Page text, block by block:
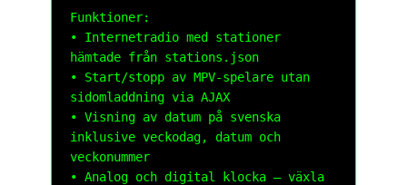
Funktioner:
• Internetradio med stationer
hämtade från stations.json
• Start/stopp av MPV-spelare utan
sidomladdning via AJAX
• Visning av datum på svenska
inklusive veckodag, datum och
veckonummer
• Analog och digital klocka – växla